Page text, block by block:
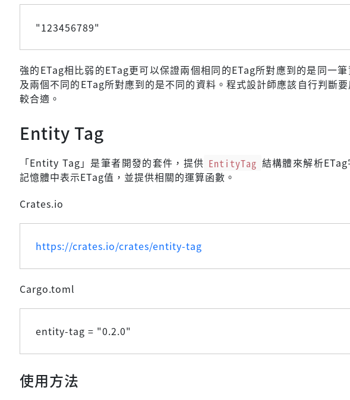
"123456789"
強的ETag相比弱的ETag更可以保證兩個相同的ETag所對應到的是同一
及兩個不同的ETag所對應到的是不同的資料。程式設計師應該自行判斷
較合適。
Entity Tag
「Entity Tag」是筆者開發的套件，提供 EntityTag 結構體來解析
記憶體中表示ETag值，並提供相關的運算函數。
Crates.io
https://crates.io/crates/entity-tag
Cargo.toml
entity-tag = "0.2.0"
使用方法